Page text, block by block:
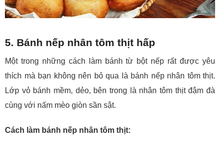
5. Bánh nếp nhân tôm thịt hấp
Một trong những cách làm bánh từ bột nếp rất được yêu
thích mà bạn không nên bỏ qua là bánh nếp nhân tôm thịt.
Lớp vỏ bánh mềm, dẻo, bên trong là nhân tôm thịt đậm đà
cùng với nấm mèo giòn sần sật.
Cách làm bánh nếp nhân tôm thịt: